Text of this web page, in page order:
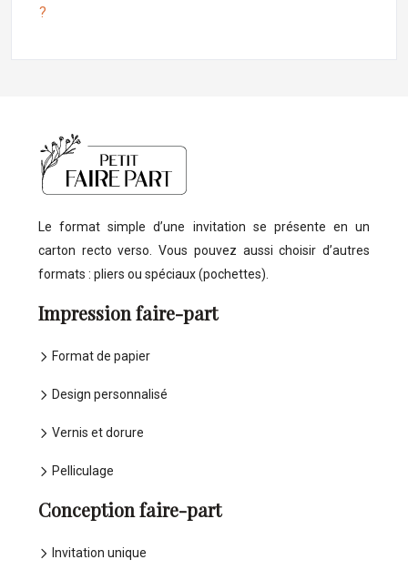
?
Le format simple d’une invitation se présente en un
carton recto verso. Vous pouvez aussi choisir d’autres
formats : pliers ou spéciaux (pochettes).
Impression faire-part
Format de papier
Design personnalisé
Vernis et dorure
Pelliculage
Conception faire-part
Invitation unique